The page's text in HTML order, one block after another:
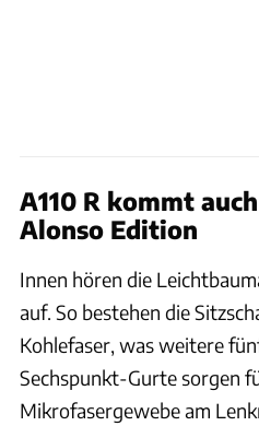
A110 R kommt
Alonso Edition
Innen hören die
auf. So bestehen die
Kohlefaser, was weitere
Sechspunkt-Gurte sorgen
Mikrofasergewebe am